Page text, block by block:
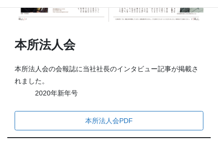
本所法人会
本所法人会の会報誌に当社社長のインタビュー記事が掲載さ
れました。
2020年新年号
本所法人会PDF